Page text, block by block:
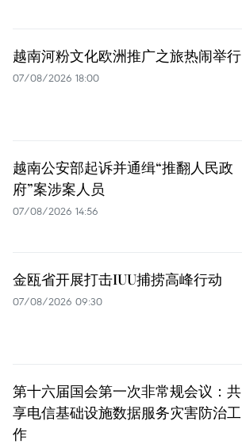
越南河粉文化欧洲推广之旅热闹举行
07/08/2026 18:00
越南公安部起诉并通缉“推翻人民政
府”案涉案人员
07/08/2026 14:56
金瓯省开展打击IUU捕捞高峰行动
07/08/2026 09:30
第十六届国会第一次非常规会议：共
享电信基础设施数据服务灾害防治工
作